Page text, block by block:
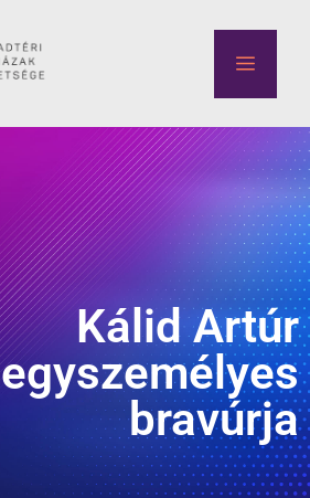
Kálid Artúr
egyszemélyes
bravúrja